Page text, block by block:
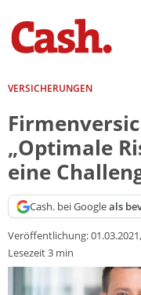
VERSICHERUNGEN
„Optimale
eine
Cash. bei Googleals
Veröffentlichung:
Lesezeit 3 min